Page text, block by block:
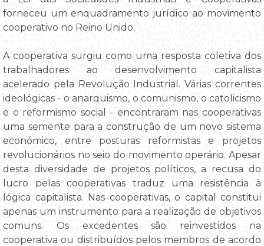
forneceu um enquadramento jurídico ao movimento
cooperativo no Reino Unido.
A cooperativa surgiu como uma resposta coletiva dos
trabalhadores ao desenvolvimento capitalista
acelerado pela Revolução Industrial. Várias correntes
ideológicas - o anarquismo, o comunismo, o catolicismo
e o reformismo social - encontraram nas cooperativas
uma semente para a construção de um novo sistema
económico, entre posturas reformistas e projetos
revolucionários no seio do movimento operário. Apesar
desta diversidade de projetos políticos, a recusa do
lucro pelas cooperativas traduz uma resistência à
lógica capitalista. Nas cooperativas, o capital constitui
apenas um instrumento para a realização de objetivos
comuns. Os excedentes são reinvestidos na
cooperativa ou distribuídos pelos membros de acordo